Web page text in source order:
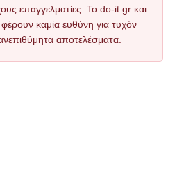
επαγγελματίες. Το do-it.gr και
καμία ευθύνη για τυχόν
αποτελέσματα.